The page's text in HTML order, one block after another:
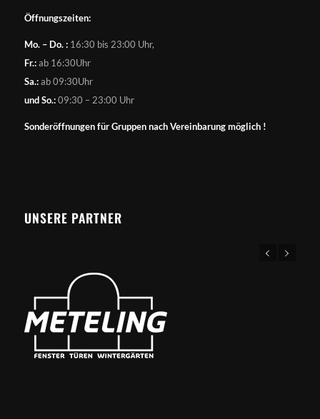
Öffnungszeiten:
Mo. – Do. :16:30 bis 23:00 Uhr,
Fr.:ab 16:30Uhr
Sa.:ab 09:30Uhr
und So.:09:30 – 23:00 Uhr
Sonderöffnungen für Gruppen nach Vereinbarung möglich !
UNSERE PARTNER